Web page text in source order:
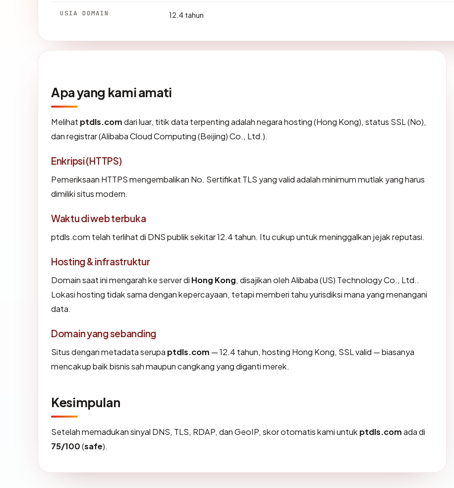
USIA DOMAIN 12.4 tahun
Apa yang kami amati
Melihat ptdls.comdari luar, titik data terpenting adalah negara hosting (Hong Kong), status SSL (No),
dan registrar (Alibaba Cloud Computing (Beijing) Co., Ltd.).
Enkripsi (HTTPS)
Pemeriksaan HTTPS mengembalikan No. Sertifikat TLS yang valid adalah minimum mutlak yang harus
dimiliki situs modern.
Waktu di web terbuka
ptdls.com telah terlihat di DNS publik sekitar 12.4 tahun. Itu cukup untuk meninggalkan jejak reputasi.
Hosting & infrastruktur
Domain saat ini mengarah ke server di Hong Kong, disajikan oleh Alibaba (US) Technology Co., Ltd..
Lokasi hosting tidak sama dengan kepercayaan, tetapi memberi tahu yurisdiksi mana yang menangani
data.
Domain yang sebanding
Situs dengan metadata serupa ptdls.com — 12.4 tahun, hosting Hong Kong, SSL valid — biasanya
mencakup baik bisnis sah maupun cangkang yang diganti merek.
Kesimpulan
Setelah memadukan sinyal DNS, TLS, RDAP, dan GeoIP, skor otomatis kami untuk ptdls.comada di
75/100(safe).